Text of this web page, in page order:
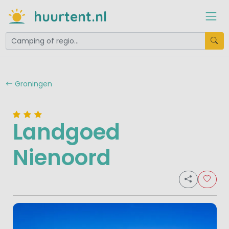
huurtent.nl
Groningen
Landgoed
Nienoord